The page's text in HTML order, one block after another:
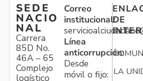
SEDE
NACIO
NAL
Carrera
85D No.
46A – 65
Complejo
logístico
Correo
institucional:
Línea
anticorrupción:
Desde
móvil o fijo:
DE
LA